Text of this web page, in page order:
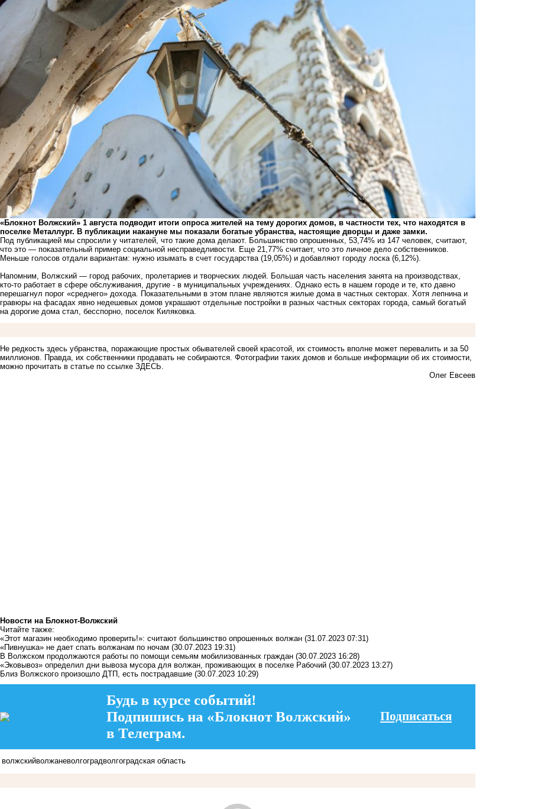
«Блокнот Волжский» 1 августа подводит итоги опроса жителей на тему дорогих домов, в частности тех, что находятся в
поселке Металлург. В публикации накануне мы показали богатые убранства, настоящие дворцы и даже замки.
Под публикацией мы спросили у читателей, что такие дома делают. Большинство опрошенных, 53,74% из 147 человек, считают,
что это — показательный пример социальной несправедливости. Еще 21,77% считает, что это личное дело собственников.
Меньше голосов отдали вариантам: нужно изымать в счет государства (19,05%) и добавляют городу лоска (6,12%).
Напомним, Волжский — город рабочих, пролетариев и творческих людей. Большая часть населения занята на производствах,
кто-то работает в сфере обслуживания, другие - в муниципальных учреждениях. Однако есть в нашем городе и те, кто давно
перешагнул порог «среднего» дохода. Показательными в этом плане являются жилые дома в частных секторах. Хотя лепнина и
гравюры на фасадах явно недешевых домов украшают отдельные постройки в разных частных секторах города, самый богатый
на дорогие дома стал, бесспорно, поселок Киляковка.
Не редкость здесь убранства, поражающие простых обывателей своей красотой, их стоимость вполне может перевалить и за 50
миллионов. Правда, их собственники продавать не собираются. Фотографии таких домов и больше информации об их стоимости,
можно прочитать в статье по ссылке ЗДЕСЬ
Олег Евсеев
Новости на Блoкнoт-Волжский
Читайте также:
«Этот магазин необходимо проверить!»: считают большинство опрошенных волжан (31.07.2023 07:31)
«Пивнушка» не дает спать волжанам по ночам (30.07.2023 19:31)
В Волжском продолжаются работы по помощи семьям мобилизованных граждан (30.07.2023 16:28)
«Эковывоз» определил дни вывоза мусора для волжан, проживающих в поселке Рабочий (30.07.2023 13:27)
Близ Волжского произошло ДТП, есть пострадавшие (30.07.2023 10:29)
Будь в курсе событий!
Подпишись на «Блокнот Волжский»
в Телеграм.
Подписаться
волжскийволжаневолгоградволгоградская область